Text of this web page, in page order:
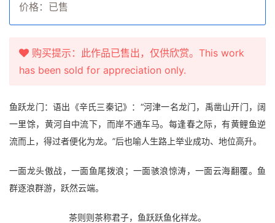
价格：已售
购买提示：此作品已售出，仅供欣赏。This work
has been sold for appreciation only.
鱼跃龙门：语出《辛氏三秦记》：“河津一名龙门，禹凿山开门，阔
一里馀，黄河自中流下，而岸不通车马。每逢春之际，有黄鲤鱼逆
流而上，得过者便化为龙。”后也喻人生路上举业成功、地位高升。
一面龙头傲战，一面鱼尾拨浪；一面骇浪惊涛，一面云海翻覆。鱼
群逐浪群游，跃然云端。
茶则则茶称君子，鱼跃跃鱼化祥龙。